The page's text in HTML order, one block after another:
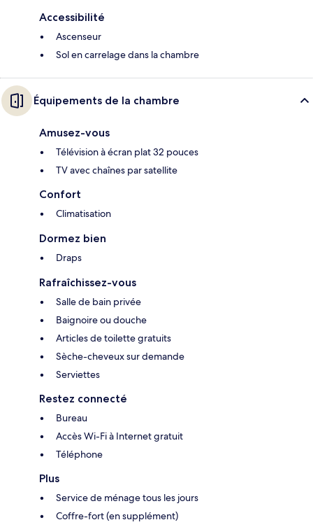
Accessibilité
Ascenseur
Sol en carrelage dans la chambre
Équipements de la chambre
Amusez-vous
Télévision à écran plat 32 pouces
TV avec chaînes par satellite
Confort
Climatisation
Dormez bien
Draps
Rafraîchissez-vous
Salle de bain privée
Baignoire ou douche
Articles de toilette gratuits
Sèche-cheveux sur demande
Serviettes
Restez connecté
Bureau
Accès Wi-Fi à Internet gratuit
Téléphone
Plus
Service de ménage tous les jours
Coffre-fort (en supplément)